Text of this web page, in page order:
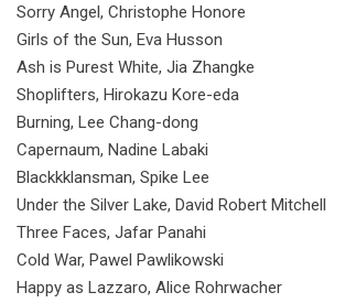
Sorry Angel, Christophe Honore
Girls of the Sun, Eva Husson
Ash is Purest White, Jia Zhangke
Shoplifters, Hirokazu Kore-eda
Burning, Lee Chang-dong
Capernaum, Nadine Labaki
Blackkklansman, Spike Lee
Under the Silver Lake, David Robert Mitchell
Three Faces, Jafar Panahi
Cold War, Pawel Pawlikowski
Happy as Lazzaro, Alice Rohrwacher